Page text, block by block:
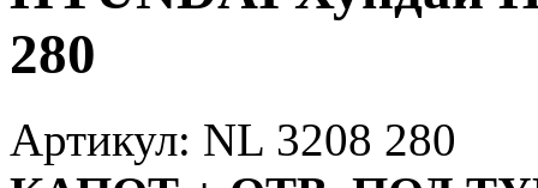
280
Артикул: NL 3208 280